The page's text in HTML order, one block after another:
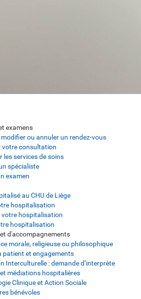
examens
modifier ou annuler un rendez-vous
votre consultation
les services de soins
spécialiste
examen
au CHU de Liège
hospitalisation
votre hospitalisation
hospitalisation
d'accompagnements
morale, religieuse ou philosophique
patient et engagements
Interculturelle : demande d’interprète
médiations hospitalières
Clinique et Action Sociale
bénévoles